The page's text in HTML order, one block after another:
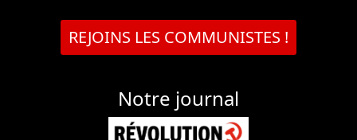
REJOINS LES COMMUNISTES !
Notre journal